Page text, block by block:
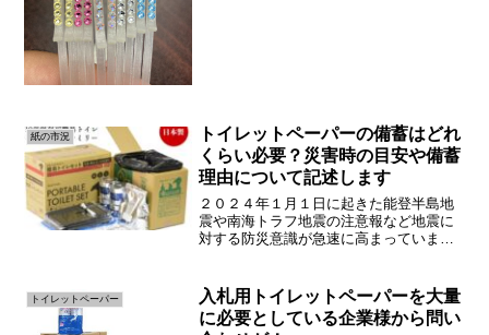
紙の市況
トイレットペーパーの備蓄はどれ
くらい必要？災害時の目安や備蓄
理由について記述します
２０２４年１月１日に起きた能登半島地
震や南海トラフ地震の注意報など地震に
対する防災意識が急速に高まっていま
に多く来るようになりました。そこで今
回は防災備蓄グッズの紹介を...
トイレットペーパー
入札用トイレットペーパーを大量
に必要としている企業様から問い